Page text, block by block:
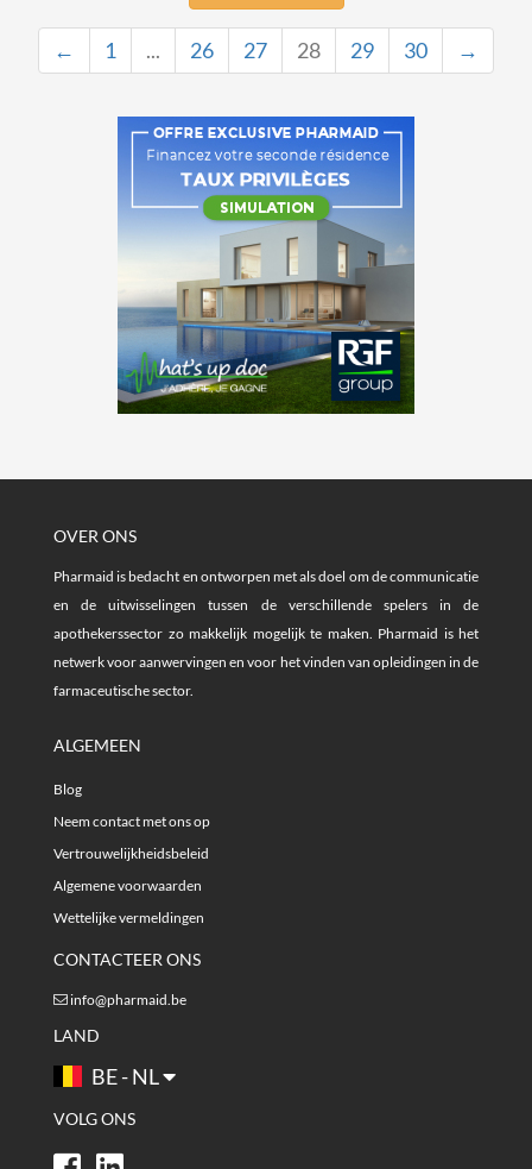
← 1 ... 26 27 28 29 30 →
OVER ONS
Pharmaid is bedacht en ontworpen met als doel om de communicatie
en de uitwisselingen tussen de verschillende spelers in de
apothekerssector zo makkelijk mogelijk te maken. Pharmaid is het
netwerk voor aanwervingen en voor het vinden van opleidingen in de
farmaceutische sector.
ALGEMEEN
Blog
Neem contact met ons op
Vertrouwelijkheidsbeleid
Algemene voorwaarden
Wettelijke vermeldingen
CONTACTEER ONS
info@pharmaid.be
LAND
BE - NL
VOLG ONS